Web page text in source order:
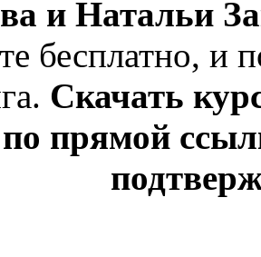
и Натальи
бесплатно, и
Скачать
прямой